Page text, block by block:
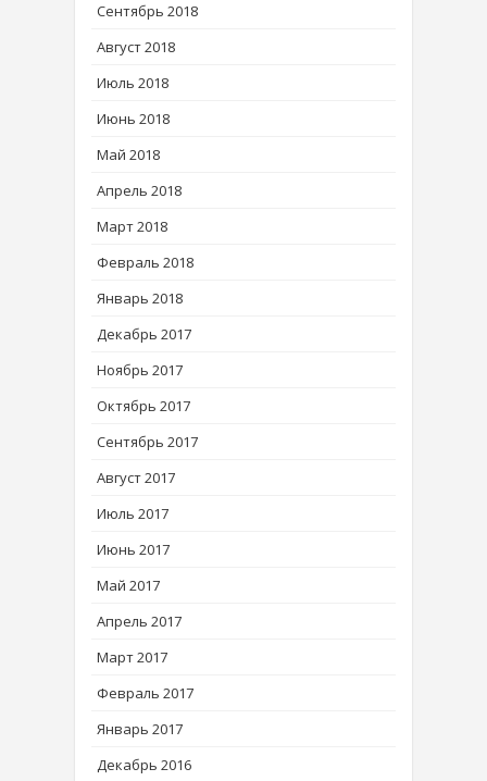
Сентябрь 2018
Август 2018
Июль 2018
Июнь 2018
Май 2018
Апрель 2018
Март 2018
Февраль 2018
Январь 2018
Декабрь 2017
Ноябрь 2017
Октябрь 2017
Сентябрь 2017
Август 2017
Июль 2017
Июнь 2017
Май 2017
Апрель 2017
Март 2017
Февраль 2017
Январь 2017
Декабрь 2016